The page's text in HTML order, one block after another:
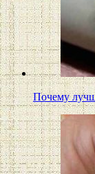
Почему